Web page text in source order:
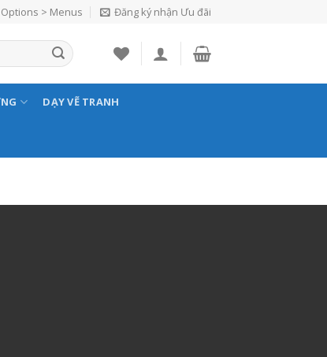
> Menus Đăng ký nhận Ưu đãi
DẠY VẼ TRANH